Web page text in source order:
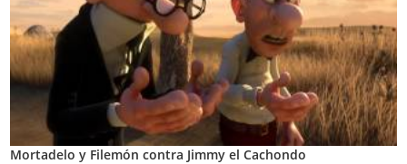
Mortadelo y Filemón contra Jimmy el Cachondo